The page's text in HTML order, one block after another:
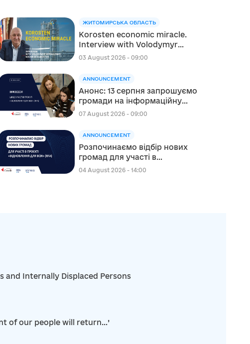
ЖИТОМИРСЬКА ОБЛАСТЬ
Korosten economic miracle.
Interview with Volodymyr
Moskalenko, Mayor of
03 August 2026 - 09:00
ANNOUNCEMENT
Анонс: 13 серпня запрошуємо
громади на інформаційну
сесію щодо участі в проєкті
07 August 2026 - 09:00
ANNOUNCEMENT
Розпочинаємо відбір нових
громад для участі в
канадському проєкті
04 August 2026 - 14:00
Internally Displaced Persons
of our people will return…’